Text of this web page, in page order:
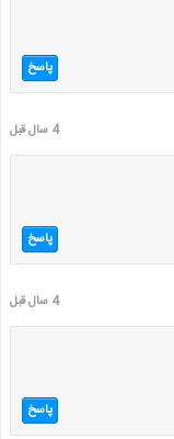
پاسخ
4 سال قبل
پاسخ
4 سال قبل
پاسخ